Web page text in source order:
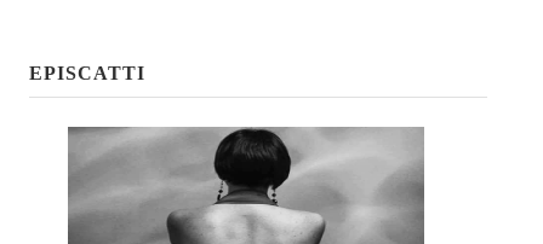
Epillole
EPISCATTI